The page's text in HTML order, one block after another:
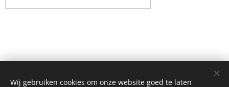
Wij gebruiken cookies om onze website goed te laten